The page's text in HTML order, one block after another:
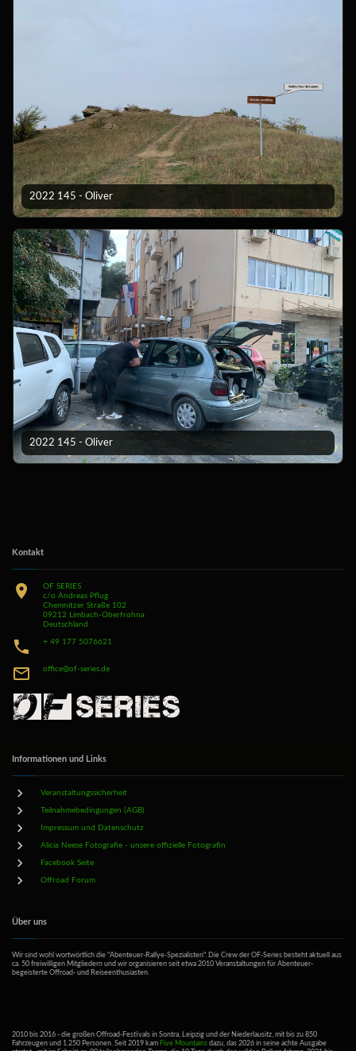
2022 145 - Oliver
2022 145 - Oliver
Kontakt
OF SERIES
c/o Andreas Pflug
Chemnitzer Straße 102
09212 Limbach-Oberfrohna
Deutschland
+ 49 177 5076621
office@of-series.de
Informationen und Links
Veranstaltungssicherheit
Teilnahmebedingungen (AGB)
Impressum und Datenschutz
Alicia Neese Fotografie - unsere offizielle Fotografin
Facebook Seite
Offroad Forum
Über uns
Wir sind wohl wortwörtlich die "Abenteuer-Rallye-Spezialisten". Die Crew der OF-Series besteht aktuell aus
ca. 50 freiwilligen Mitgliedern und wir organisieren seit etwa 2010 Veranstaltungen für Abenteuer-
begeisterte Offroad- und Reiseenthusiasten.
2010 bis 2016 - die großen Offroad-Festivals in Sontra, Leipzig und der Niederlausitz, mit bis zu 850
Fahrzeugen und 1.250 Personen. Seit 2019 kam Five Mountains dazu, das 2026 in seine achte Ausgabe